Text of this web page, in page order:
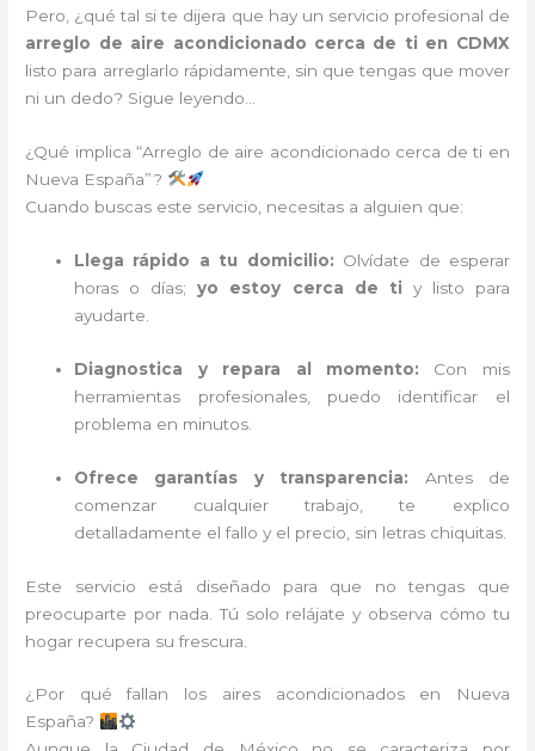
Pero, ¿qué tal si te dijera que hay un servicio profesional de
arreglo de aire acondicionado cerca de ti en CDMX
listo para arreglarlo rápidamente, sin que tengas que mover
ni un dedo? Sigue leyendo…
¿Qué implica “Arreglo de aire acondicionado cerca de ti en
Nueva España”?
Cuando buscas este servicio, necesitas a alguien que:
Llega rápido a tu domicilio: Olvídate de esperar
horas o días;yo estoy cerca de ti y listo para
ayudarte.
Diagnostica y repara al momento: Con mis
herramientas profesionales, puedo identificar el
problema en minutos.
Ofrece garantías y transparencia: Antes de
comenzar cualquier trabajo, te explico
detalladamente el fallo y el precio, sin letras chiquitas.
Este servicio está diseñado para que no tengas que
preocuparte por nada. Tú solo relájate y observa cómo tu
hogar recupera su frescura.
¿Por qué fallan los aires acondicionados en Nueva
España?